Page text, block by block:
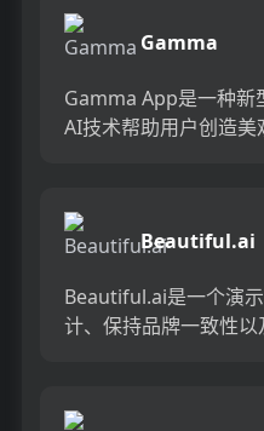
Gamma
Gamma App是一种新
AI技术帮助用户创造
Beautiful.ai
Beautiful.ai是一个演
计、保持品牌一致性